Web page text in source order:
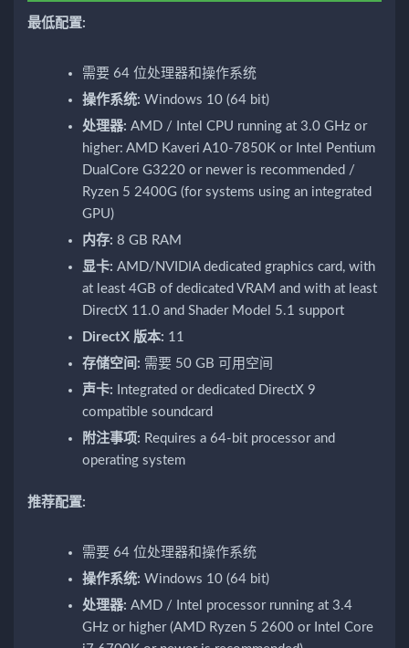
最低配置:
需要 64 位处理器和操作系统
操作系统: Windows 10 (64 bit)
处理器: AMD / Intel CPU running at 3.0 GHz or
higher: AMD Kaveri A10-7850K or Intel Pentium
DualCore G3220 or newer is recommended /
Ryzen 5 2400G (for systems using an integrated
GPU)
内存: 8 GB RAM
显卡: AMD/NVIDIA dedicated graphics card, with
at least 4GB of dedicated VRAM and with at least
DirectX 11.0 and Shader Model 5.1 support
DirectX 版本: 11
存储空间: 需要 50 GB 可用空间
声卡: Integrated or dedicated DirectX 9
compatible soundcard
附注事项: Requires a 64-bit processor and
operating system
推荐配置:
需要 64 位处理器和操作系统
操作系统: Windows 10 (64 bit)
处理器: AMD / Intel processor running at 3.4
GHz or higher (AMD Ryzen 5 2600 or Intel Core